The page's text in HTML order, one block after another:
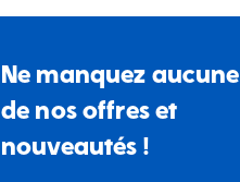
Ne manquez aucune
de nos offres et
nouveautés !